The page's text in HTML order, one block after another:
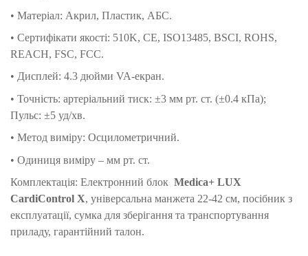
• Матеріал: Акрил, Пластик, АБС.
• Сертифікати якості: 510K, CE, ISO13485, BSCI, ROHS,
REACH, FSC, FCC.
• Дисплей: 4.3 дюйми VA-екран.
• Точність: артеріальний тиск: ±3 мм рт. ст. (±0.4 кПа);
Пульс: ±5 уд/хв.
• Метод виміру: Осцилометричний.
• Одиниця виміру – мм рт. ст.
Комплектація: Електронний блок Medica+ LUX
CardiControl X, універсальна манжета 22-42 см, посібник з
експлуатації, сумка для зберігання та транспортування
приладу, гарантійний талон.